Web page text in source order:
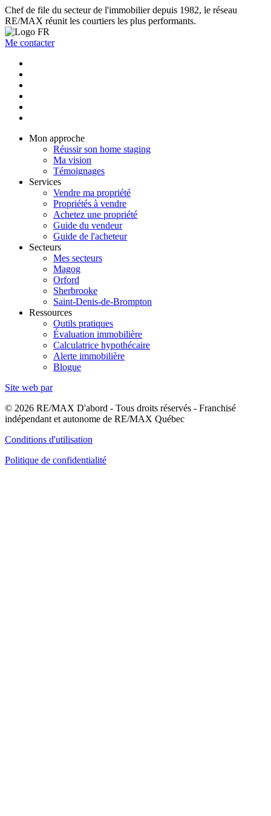
Chef de file du secteur de l'immobilier depuis 1982, le réseau
RE/MAX réunit les courtiers les plus performants.
Me contacter
Mon approche
Réussir son home staging
Ma vision
Témoignages
Services
Vendre ma propriété
Propriétés à vendre
Achetez une propriété
Guide du vendeur
Guide de l'acheteur
Secteurs
Mes secteurs
Magog
Orford
Sherbrooke
Saint-Denis-de-Brompton
Ressources
Outils pratiques
Évaluation immobilière
Calculatrice hypothécaire
Alerte immobilière
Blogue
Site web par
© 2026 RE/MAX D'abord - Tous droits réservés - Franchisé
indépendant et autonome de RE/MAX Québec
Conditions d'utilisation
Politique de confidentialité